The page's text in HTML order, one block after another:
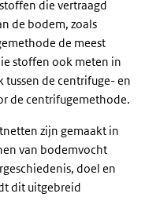
die vertraagd
de bodem, zoals
de meest
stoffen ook meten in
tussen de centrifuge- en
de centrifugemethode.
zijn gemaakt in
van bodemvocht
doel en
link)
dit uitgebreid